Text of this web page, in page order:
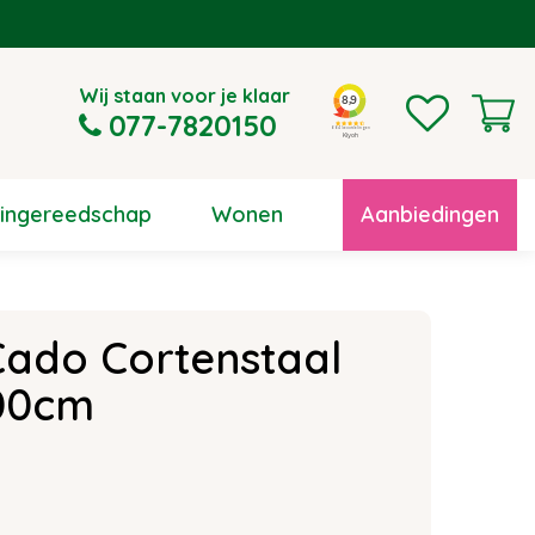
Wij staan voor je klaar
077-7820150
Wonen Aanbiedingen
Cortenstaal